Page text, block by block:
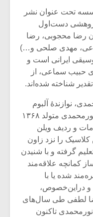
تحت عنوان نشر
دست‌اول
رضا محجوبی، رضا
مهدی صلحی و…)
ایرانی است و
حبیب سماعی، از
شناخته شده‌اند.
نوازندۀ آلبوم
به‌یاد بهاری پرداخت و افزود آیدین نورمحمدی متولد ۱۳۶۸
و ردیف ویلن
را نزد زاون
گرفته و با شنیدن
کمانچه علاقه‌مند
شده یا با
و دراین‌خصوص،
لطفی طی سا‌ل‌های
است. نورمحمدی تاکنون